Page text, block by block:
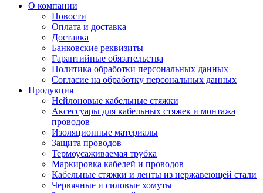
О компании
Новости
Оплата и доставка
Доставка
Банковские реквизиты
Гарантийные обязательства
Политика обработки персональных данных
Согласие на обработку персональных данных
Продукция
Нейлоновые кабельные стяжки
Аксессуары для кабельных стяжек и монтажа
проводов
Изоляционные материалы
Защита проводов
Термоусаживаемая трубка
Маркировка кабелей и проводов
Кабельные стяжки и ленты из нержавеющей стали
Червячные и силовые хомуты